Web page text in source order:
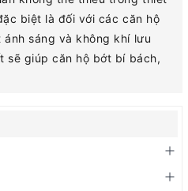
biệt là đối với các căn hộ
sáng và không khí lưu
sẽ giúp căn hộ bớt bí bách,